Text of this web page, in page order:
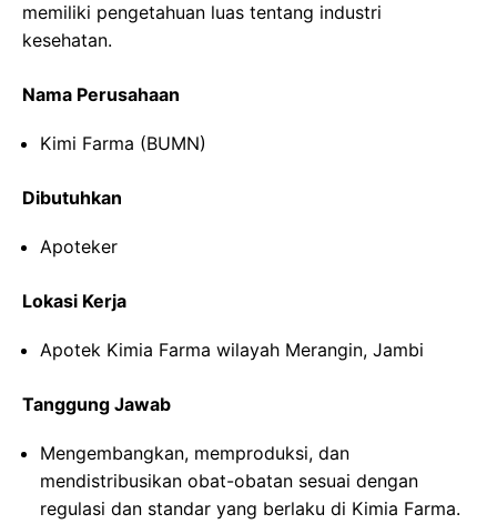
memiliki pengetahuan luas tentang industri
kesehatan.
Nama Perusahaan
Kimi Farma (BUMN)
Dibutuhkan
Apoteker
Lokasi Kerja
Apotek Kimia Farma wilayah Merangin, Jambi
Tanggung Jawab
Mengembangkan, memproduksi, dan
mendistribusikan obat-obatan sesuai dengan
regulasi dan standar yang berlaku di Kimia Farma.